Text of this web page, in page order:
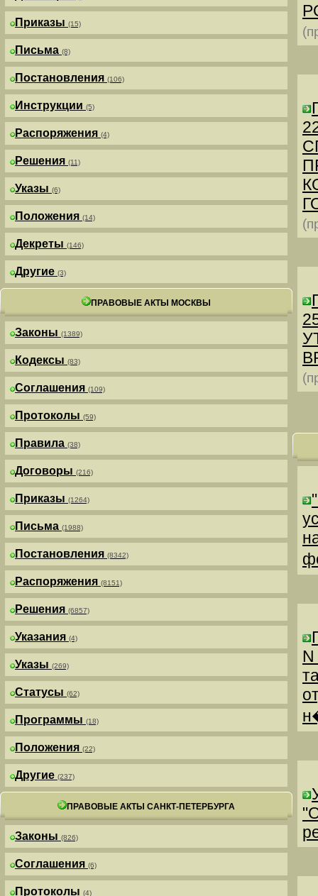
Приказы (15)
Письма (8)
Постановления (106)
Инструкции (5)
Распоряжения (4)
Решения (11)
Указы (6)
Положения (14)
Декреты (146)
Другие (3)
ПРАВОВЫЕ АКТЫ МОСКВЫ
Законы (1389)
Кодексы (83)
Соглашения (109)
Протоколы (59)
Правила (38)
Договоры (216)
Приказы (1264)
Письма (1988)
Постановления (8342)
Распоряжения (8151)
Решения (6857)
Указания (4)
Указы (269)
Статусы (62)
Программы (18)
Положения (22)
Другие (237)
ПРАВОВЫЕ АКТЫ САНКТ-ПЕТЕРБУРГА
Законы (826)
Соглашения (6)
Протоколы (4)